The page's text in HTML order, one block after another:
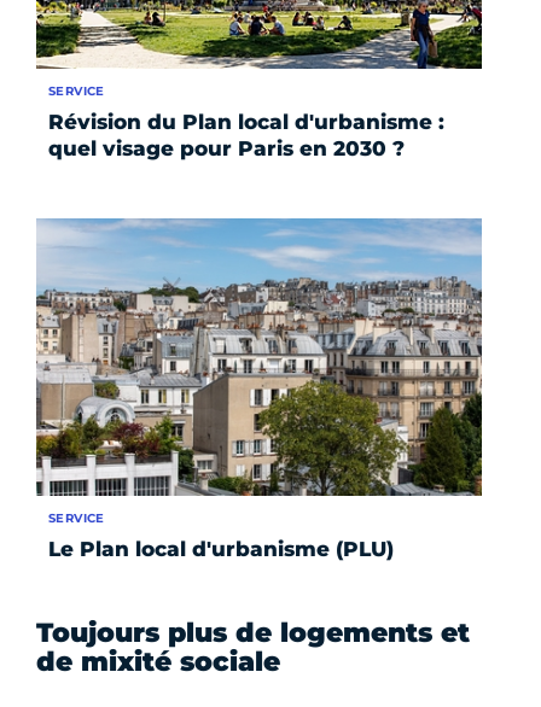
Révision du Plan local d'urbanisme :
quel visage pour Paris en 2030 ?
SERVICE
Le Plan local d'urbanisme (PLU)
SERVICE
Toujours plus de logements et
de mixité sociale